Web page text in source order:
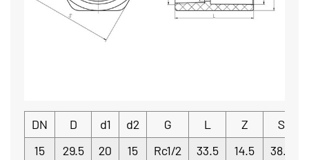
DN D d1 d2 G L Z
S
15
29.5 20 15 Rc1/2 33.5 14.5 38.5